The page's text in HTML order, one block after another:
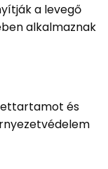
a levegő
alkalmaznak
és